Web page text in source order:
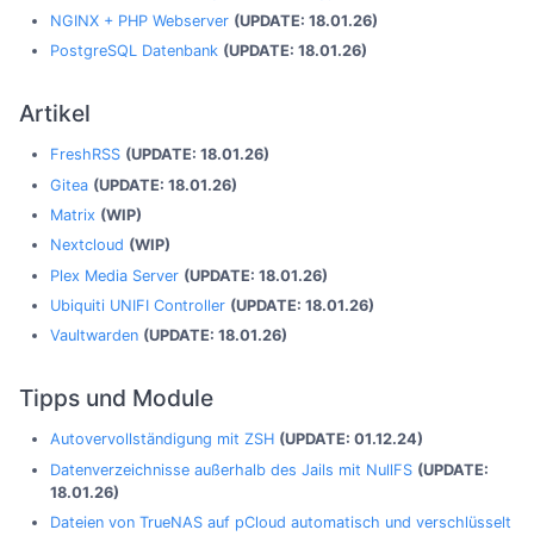
NGINX + PHP Webserver (UPDATE: 18.01.26)
PostgreSQL Datenbank (UPDATE: 18.01.26)
Artikel
FreshRSS (UPDATE: 18.01.26)
Gitea (UPDATE: 18.01.26)
Matrix (WIP)
Nextcloud (WIP)
Plex Media Server (UPDATE: 18.01.26)
Ubiquiti UNIFI Controller (UPDATE: 18.01.26)
Vaultwarden (UPDATE: 18.01.26)
Tipps und Module
Autovervollständigung mit ZSH (UPDATE: 01.12.24)
Datenverzeichnisse außerhalb des Jails mit NullFS (UPDATE:
18.01.26)
Dateien von TrueNAS auf pCloud automatisch und verschlüsselt